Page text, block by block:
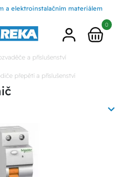
a elektroinstalačním materiálem
0
a příslušenství
přepětí a příslušenství